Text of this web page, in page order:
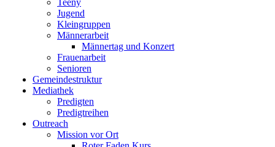
Teeny
Jugend
Kleingruppen
Männerarbeit
Männertag und Konzert
Frauenarbeit
Senioren
Gemeindestruktur
Mediathek
Predigten
Predigtreihen
Outreach
Mission vor Ort